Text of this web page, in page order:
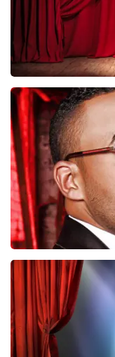
Job
247laatste 30
BESTEL NU
Don Omar
224 laatste 30
BESTEL NU